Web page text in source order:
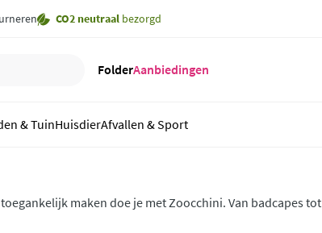
CO2 neutraal bezorgd
FolderAanbiedingen
& TuinHuisdierAfvallen & Sport
maken doe je met Zoocchini. Van badcapes tot